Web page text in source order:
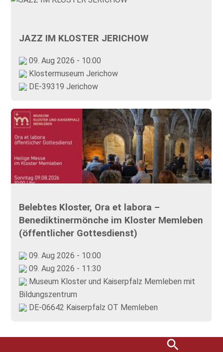
JAZZ IM KLOSTER JERICHOW
09. Aug 2026 - 10:00
Klostermuseum Jerichow
DE-39319 Jerichow
Belebtes Kloster, Ora et labora –
Benediktinermönche im Kloster Memleben
(öffentlicher Gottesdienst)
09. Aug 2026 - 10:00
09. Aug 2026 - 11:30
Museum Kloster und Kaiserpfalz Memleben mit
Bildungszentrum
DE-06642 Kaiserpfalz OT Memleben